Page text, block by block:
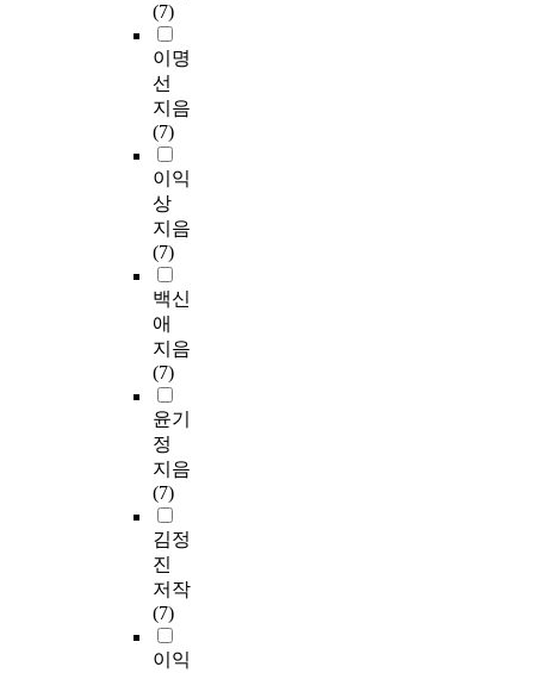
(7)
이명
선
지음
(7)
이익
상
지음
(7)
백신
애
지음
(7)
윤기
정
지음
(7)
김정
진
저작
(7)
이익